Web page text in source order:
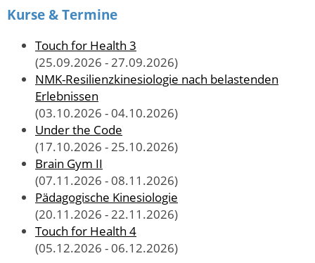
Kurse & Termine
Touch for Health 3
(25.09.2026 - 27.09.2026)
NMK-Resilienzkinesiologie nach belastenden
Erlebnissen
(03.10.2026 - 04.10.2026)
Under the Code
(17.10.2026 - 25.10.2026)
Brain Gym II
(07.11.2026 - 08.11.2026)
Pädagogische Kinesiologie
(20.11.2026 - 22.11.2026)
Touch for Health 4
(05.12.2026 - 06.12.2026)